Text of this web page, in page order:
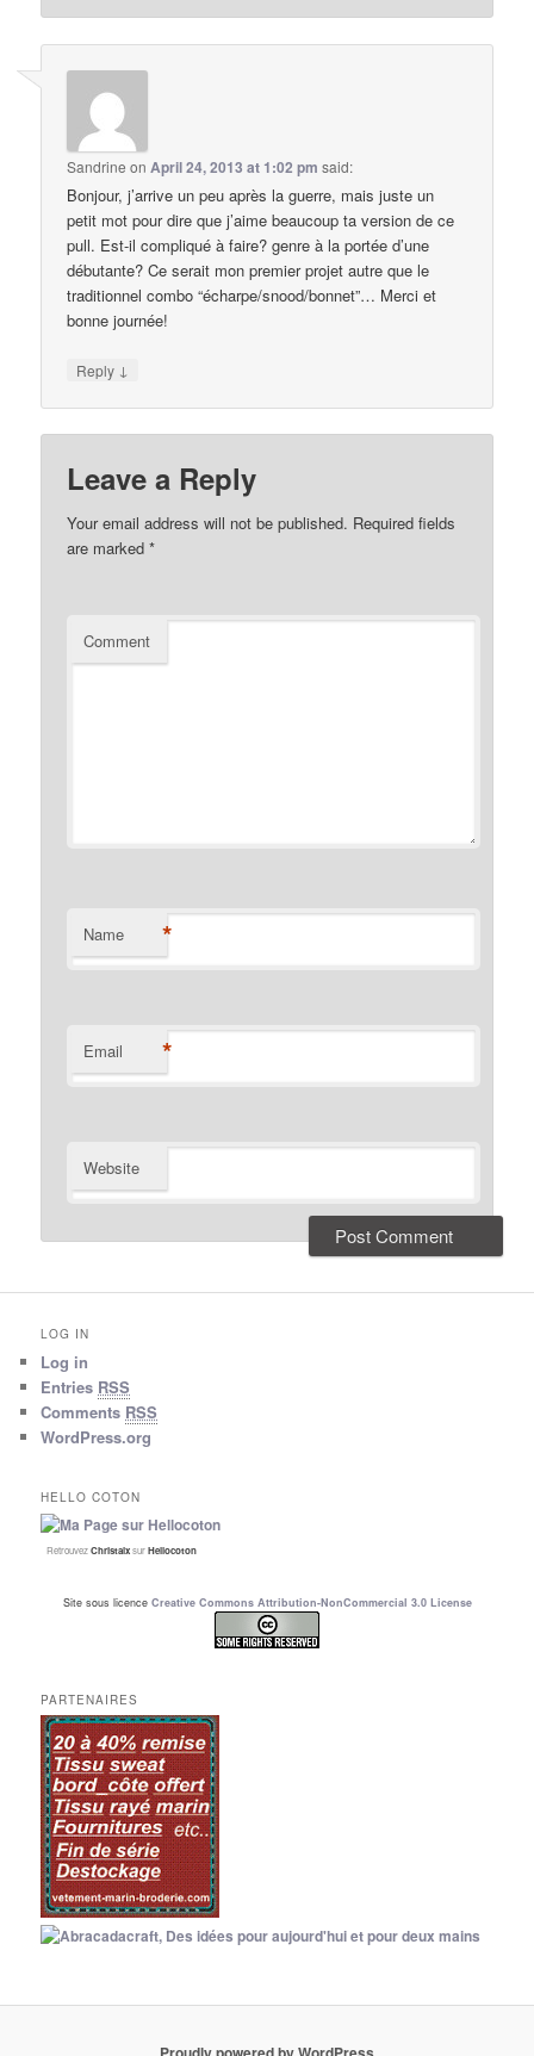
Sandrine on April 24, 2013 at 1:02 pm said:
Bonjour, j’arrive un peu après la guerre, mais juste un
petit mot pour dire que j’aime beaucoup ta version de ce
pull. Est-il compliqué à faire? genre à la portée d’une
débutante? Ce serait mon premier projet autre que le
traditionnel combo “écharpe/snood/bonnet”… Merci et
bonne journée!
Reply ↓
Leave a Reply
Your email address will not be published. Required fields
are marked*
Comment
Name *
Email *
Website
LOG IN
Log in
Entries RSS
Comments RSS
WordPress.org
HELLO COTON
RetrouvezChristalxsurHellocoton
Site sous licence Creative Commons Attribution-NonCommercial 3.0 License
PARTENAIRES